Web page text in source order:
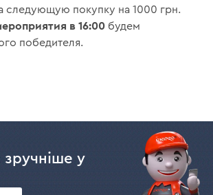
следующую покупку на 1000 грн.
в 16:00 будем
победителя.
у